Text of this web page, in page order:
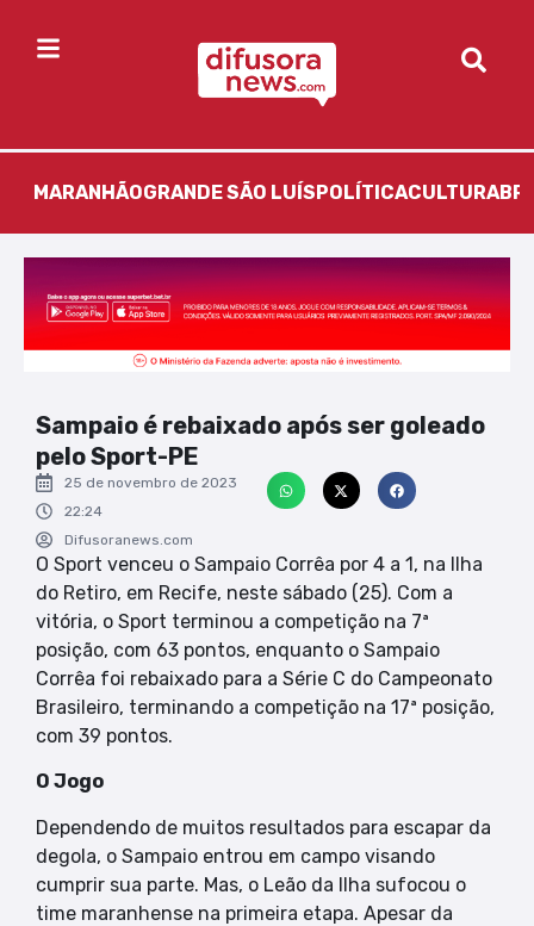
MARANHÃOGRANDE SÃO LUÍS POLÍTICACULTURA
Sampaio é rebaixado após ser goleado
pelo Sport-PE
25 de novembro de 2023
22:24
Difusoranews.com
O Sport venceu o Sampaio Corrêa por 4 a 1, na Ilha
do Retiro, em Recife, neste sábado (25). Com a
vitória, o Sport terminou a competição na 7ª
posição, com 63 pontos, enquanto o Sampaio
Corrêa foi rebaixado para a Série C do Campeonato
Brasileiro, terminando a competição na 17ª posição,
com 39 pontos.
O Jogo
Dependendo de muitos resultados para escapar da
degola, o Sampaio entrou em campo visando
cumprir sua parte. Mas, o Leão da Ilha sufocou o
time maranhense na primeira etapa. Apesar da